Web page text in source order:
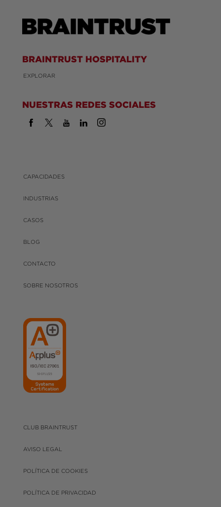
BRAINTRUST HOSPITALITY
EXPLORAR
NUESTRAS REDES SOCIALES
CAPACIDADES
INDUSTRIAS
CASOS
BLOG
CONTACTO
SOBRE NOSOTROS
CLUB BRAINTRUST
AVISO LEGAL
POLÍTICA DE COOKIES
POLÍTICA DE PRIVACIDAD